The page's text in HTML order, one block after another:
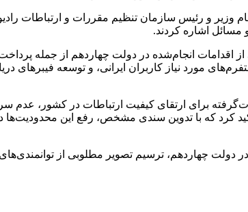
و رئیس سازمان تنظیم مقررات و ارتباطات
مسائل اشاره کردند.
اقدامات انجام‌شده در دولت چهاردهم از جمله
و ایجاد دسترسی به پلتفرم‌های مورد نیاز کاربران ایرانی، و
برای ارتقای کیفیت ارتباطات در کشور، عدم
کرد که با تدوین سندی مشخص، رفع این محدودیت‌ها
دولت چهاردهم، ترسیم تصویر مطلوبی از